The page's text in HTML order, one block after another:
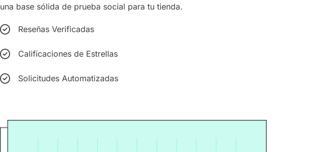
una base sólida de prueba social para tu tienda.
Reseñas Verificadas
Calificaciones de Estrellas
Solicitudes Automatizadas